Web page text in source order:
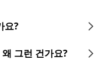
요?
그런 건가요?